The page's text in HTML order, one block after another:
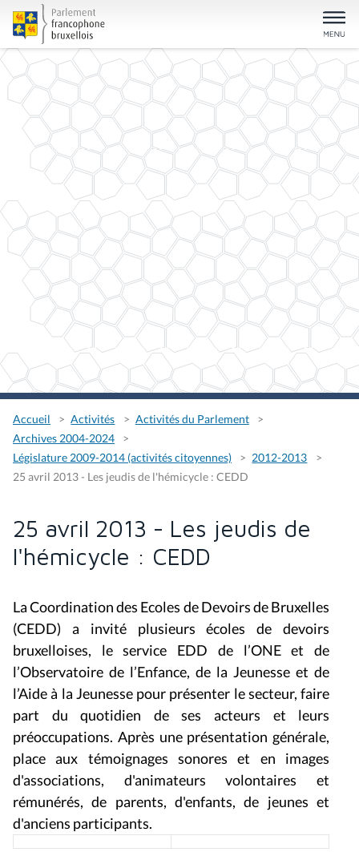
Accueil Activités
Activités du Parlement
Archives 2004-2024
Législature 2009-2014 (activités citoyennes)
2012-2013
25 avril 2013 - Les jeudis de l'hémicycle : CEDD
25 avril 2013 - Les jeudis de
l'hémicycle : CEDD
LaCoordination des Ecoles de Devoirs de Bruxelles
(CEDD) a invité plusieurs écoles de devoirs
bruxelloises, le service EDD de l’ONE et de
l’Observatoire de l’Enfance, de la Jeunesse et de
l’Aide à la Jeunesse pour présenter le secteur, faire
part du quotidien de ses acteurs et leurs
préoccupations. Après une présentation générale,
place aux témoignages sonores et en images
d'associations, d'animateurs volontaires et
rémunérés, de parents, d'enfants, de jeunes et
d'anciens participants.